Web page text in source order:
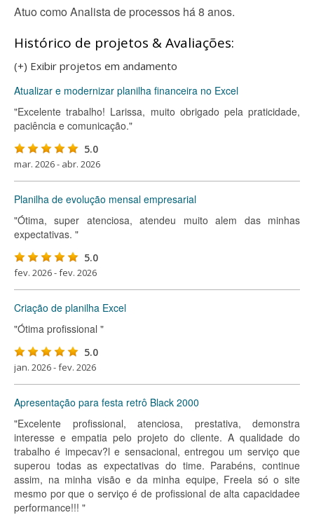
Atuo como Analista de processos há 8 anos.
Histórico de projetos & Avaliações:
(+) Exibir projetos em andamento
Atualizar e modernizar planilha financeira no Excel
"Excelente trabalho! Larissa, muito obrigado pela praticidade,
paciência e comunicação."
5.0
mar. 2026 - abr. 2026
Planilha de evolução mensal empresarial
"Ótima, super atenciosa, atendeu muito alem das minhas
expectativas. "
5.0
fev. 2026 - fev. 2026
Criação de planilha Excel
"Ótima profissional "
5.0
jan. 2026 - fev. 2026
Apresentação para festa retrô Black 2000
"Excelente profissional, atenciosa, prestativa, demonstra
interesse e empatia pelo projeto do cliente. A qualidade do
trabalho é impecav?l e sensacional, entregou um serviço que
superou todas as expectativas do time. Parabéns, continue
assim, na minha visão e da minha equipe, Freela só o site
mesmo por que o serviço é de profissional de alta capacidadee
performance!!! "